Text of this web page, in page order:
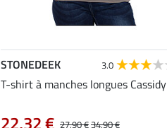
STONEDEEK 3.0
T-shirt à manches longues Cassidy
27,90 €34,90 €
22,32 €